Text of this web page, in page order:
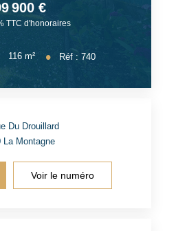
900 €
TTC d'honoraires
116m² Réf :740
Du Drouillard
La Montagne
Voir le numéro